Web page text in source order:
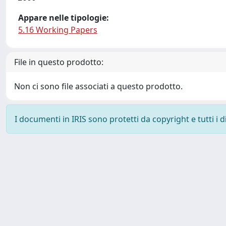
Appare nelle tipologie:
5.16 Working Papers
File in questo prodotto:
Non ci sono file associati a questo prodotto.
I documenti in IRIS sono protetti da copyright e tutti i